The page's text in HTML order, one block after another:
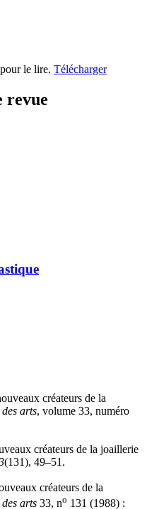
le lire. Télécharger
revue
créateurs de la
des arts, volume 33, numéro
créateurs de la joaillerie
(131), 49–51.
créateurs de la
des arts 33, no 131 (1988) :